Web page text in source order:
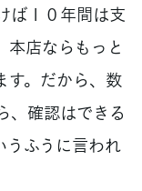
ば１０年間は支
本店ならもっと
す。だから、数
、確認はできる
うふうに言われ